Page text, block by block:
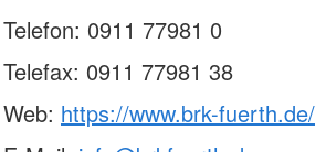
Telefon: 0911 77981 0
Telefax: 0911 77981 38
Web: https://www.brk-fuerth.de/